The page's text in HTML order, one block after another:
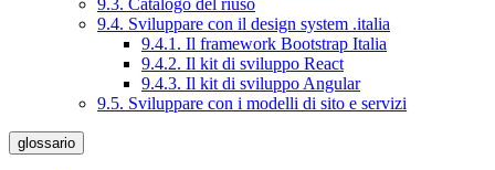
9.3. Catalogo del riuso
9.4. Sviluppare con il design system .italia
9.4.1. Il framework Bootstrap Italia
9.4.2. Il kit di sviluppo React
9.4.3. Il kit di sviluppo Angular
9.5. Sviluppare con i modelli di sito e servizi
glossario